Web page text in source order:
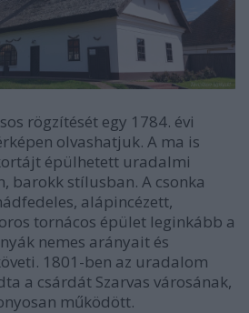
rögzítését egy 1784. évi
olvashatjuk. A ma is
épülhetett uradalmi
barokk stílusban. A csonka
alápincézett,
tornácos épület leginkább a
nemes arányait és
1801-ben az uradalom
a csárdát Szarvas városának,
működött.